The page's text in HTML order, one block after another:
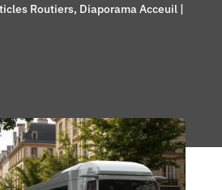
Routiers, Diaporama Acceuil|